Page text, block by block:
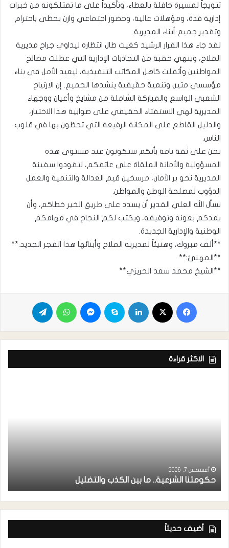
تتويجاً لمسيرة حافلة بالعطاء، وتأكيداً على ما تمتلكونه من خبرات
إدارية فذة، ومؤهلات عالية، وحضور اجتماعي وازن يحظى باحترام
وتقدير جميع أبناء المديرية.
لقد جاء هذا القرار الرشيد كغيث طال انتظاره ليداوي جراح مديرية
الملاح، وينهي حقبة من التجاذبات الإدارية التي عطلت مصالح
المواطنين وأثقلت كاهل المكاتب التنفيذية، ليعيد الأمل في بناء
مؤسسي متين وتنمية حقيقية ينشدها الجميع. إن الارتياح
الشعبي الواسع والمباركة الشاملة من مشايخ وأعيان ووجهاء
المديرية لهي الاستفتاء الحقيقي على صوابية هذا الاختيار،
والدليل القاطع على المكانة الرفيعة التي تحظون بها في قلوب
الناس.
نحن على ثقة تامة بأنكم ستكونون عند مستوى هذه
المسؤولية والأمانة الملقاة على عاتقكم، لتقودوا سفينة
المديرية نحو بر الأمان، مرسخين قيم العدالة والتنمية والعمل
الدؤوب لمصلحة الوطن والمواطن.
نسأل الله العلي القدير أن يسدد على طريق الخير خطاكم، وأن
يمدكم بعونه وتوفيقه، ويكتب لكم النجاح في مهامكم
الوطنية والإدارية الجديدة.
**ألف مبروك، وهنيئاً لمديرية الملاح وأبنائها هذا الفجر الجديد.**
**المهنئ:**
**الشيخ محمد سعد الحريزي**
الاكثر قراءة
أغسطس 7, 2026
حكومتنا الشرعية.. ما بين الكذب والتضليل
أضيف حديثاً